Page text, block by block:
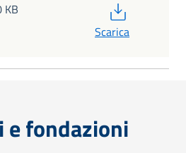
KB
Scarica
e fondazioni